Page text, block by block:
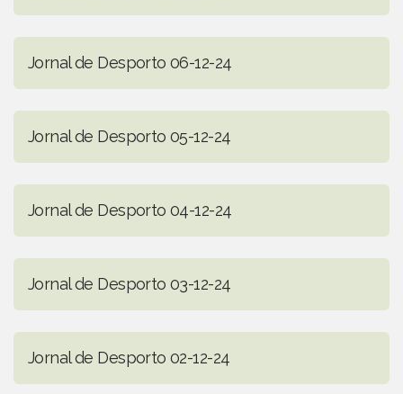
Jornal de Desporto 06-12-24
Jornal de Desporto 05-12-24
Jornal de Desporto 04-12-24
Jornal de Desporto 03-12-24
Jornal de Desporto 02-12-24